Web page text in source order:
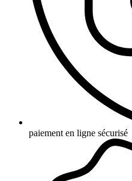
paiement en ligne sécurisé